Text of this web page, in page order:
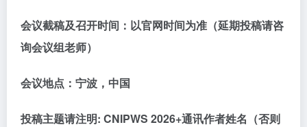
会议截稿及召开时间：以官网时间为准（延期投稿请咨
询会议组老师）
会议地点：宁波，中国
投稿主题请注明: CNIPWS 2026+通讯作者姓名（否则